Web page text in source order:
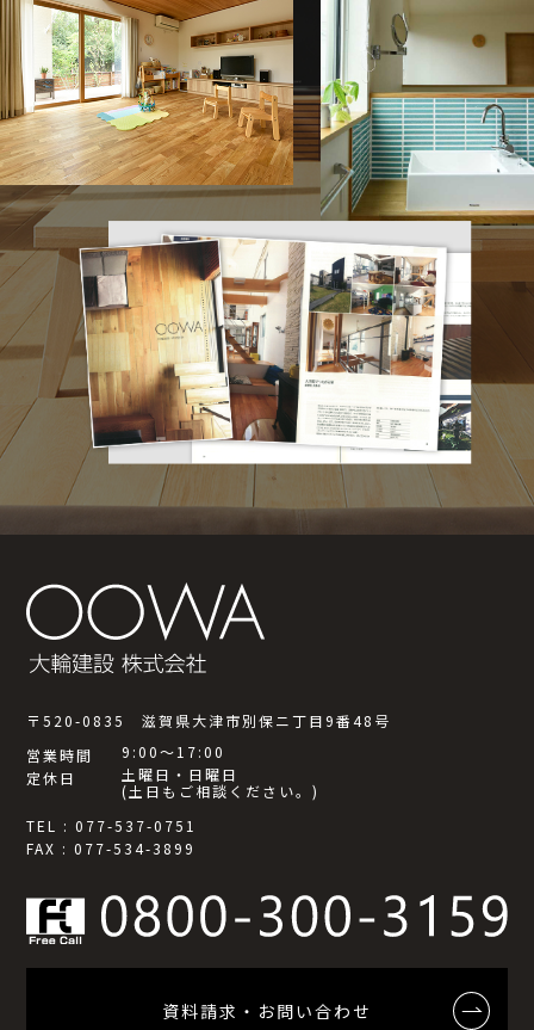
〒520-0835 滋賀県大津市別保ニ丁目9番48号
営業時間
9:00～17:00
定休日
土曜日・日曜日
(土日もご相談ください。)
TEL : 077-537-0751
FAX : 077-534-3899
資料請求・お問い合わせ